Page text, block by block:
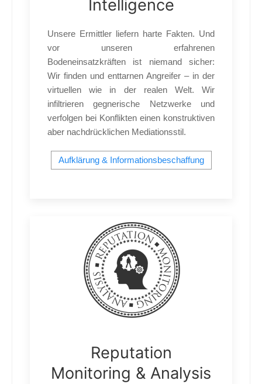
Intelligence
Unsere Ermittler liefern harte Fakten. Und
vor unseren erfahrenen
Bodeneinsatzkräften ist niemand sicher:
Wir finden und enttarnen Angreifer – in der
virtuellen wie in der realen Welt. Wir
infiltrieren gegnerische Netzwerke und
verfolgen bei Konflikten einen konstruktiven
aber nachdrücklichen Mediationsstil.
Aufklärung & Informationsbeschaffung
Reputation
Monitoring & Analysis